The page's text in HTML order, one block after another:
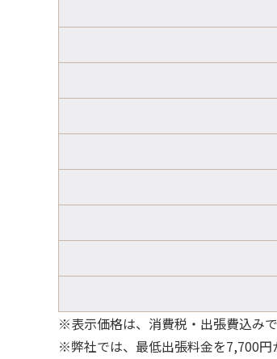
※表示価格は、消費税・出張費込みで
※弊社では、最低出張料金を7,700円